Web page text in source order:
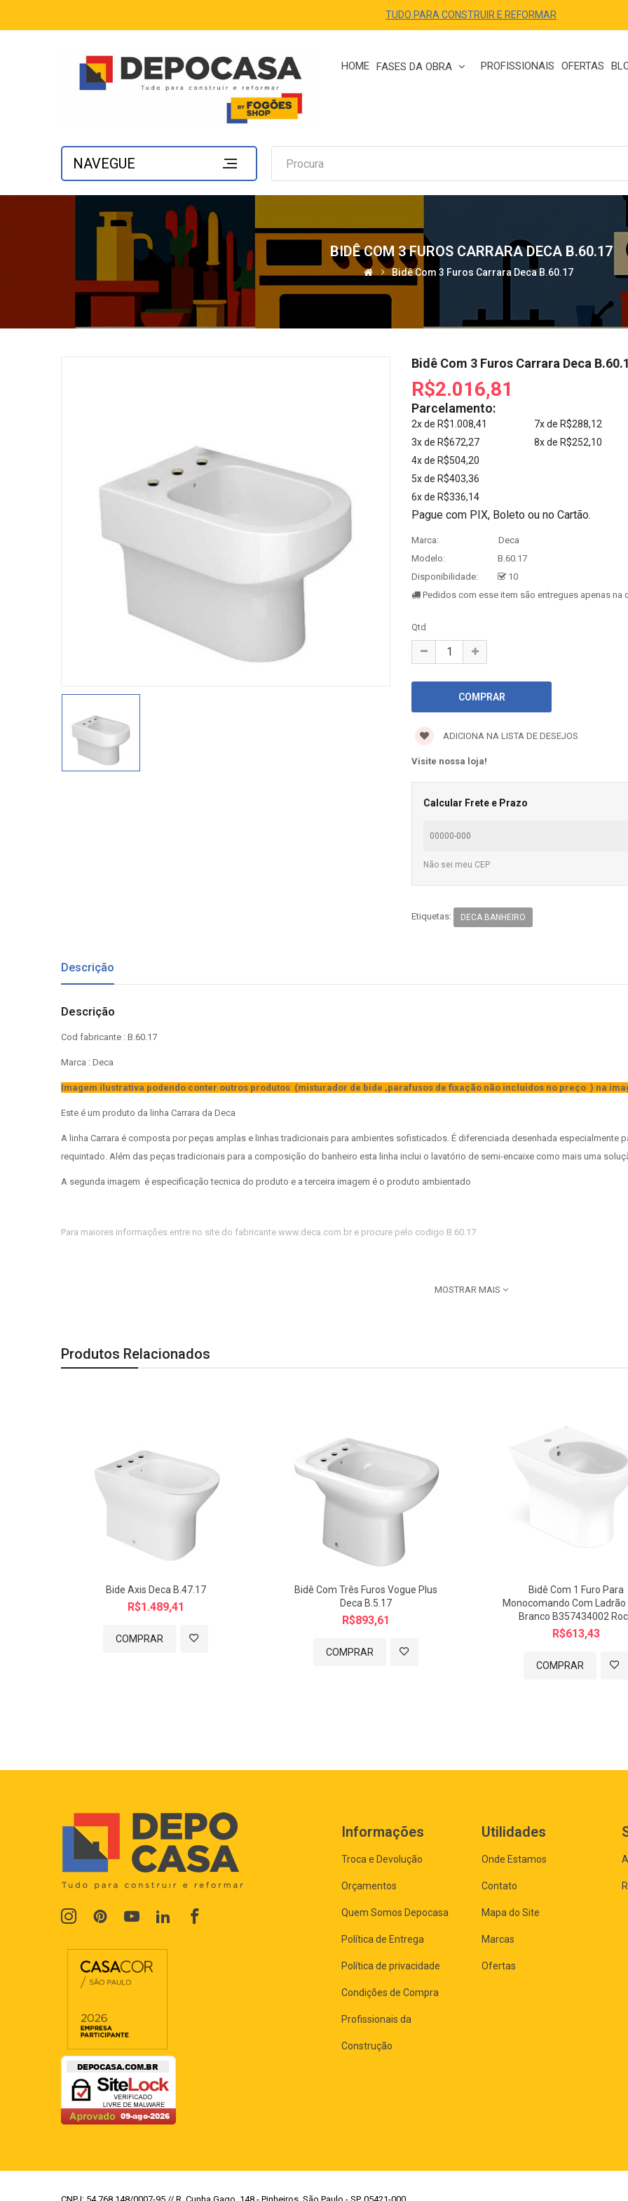
TUDO PARA CONSTRUIR E REFORMAR
HOME FASES DA OBRA PROFISSIONAIS OFERTAS
NAVEGUE
BIDÊ COM 3 FUROS CARRARA DECA B.60.17
Bidê Com 3 Furos Carrara Deca B.60.17
Bidê Com 3 Furos Carrara Deca
R$2.016,81
Parcelamento:
2x de R$1.008,41
3x de R$672,27
4x de R$504,20
5x de R$403,36
6x de R$336,14
7x de R$288,12
8x de R$252,10
Pague com PIX, Boleto ou no Cartão.
Marca:
Deca
Modelo:
B.60.17
Disponibilidade:
10
Pedidos com esse item são entregues apenas na
Qtd
ADICIONA NA LISTA DE DESEJOS
Visite nossa loja!
Calcular Frete e Prazo
Não sei meu CEP
Etiquetas: DECA BANHEIRO
Descrição
Descrição
Cod fabricante : B.60.17
Marca : Deca
Imagem ilustrativa podendo conter outros produtos (misturador de bide ,parafusos de fixação não incluidos no preço ) na
Este é um produto da linha Carrara da Deca
A linha Carrara é composta por peças amplas e linhas tradicionais para ambientes sofisticados. É diferenciada desenhada especialmente
requintado. Além das peças tradicionais para a composição do banheiro esta linha inclui o lavatório de semi-encaixe como mais uma
A segunda imagem é especificação tecnica do produto e a terceira imagem é o produto ambientado
Para maiores informações entre no site do fabricante www.deca.com.br e procure pelo codigo B.60.17
MOSTRAR MAIS
Produtos Relacionados
Bide Axis Deca B.47.17
R$1.489,41
COMPRAR
Bidê Com Três Furos Vogue Plus
Deca B.5.17
R$893,61
COMPRAR
Bidê Com 1 Furo Para
Monocomando Com Ladrão
Branco B357434002
R$613,43
COMPRAR
Informações
Troca e Devolução
Orçamentos
Quem Somos Depocasa
Política de Entrega
Política de privacidade
Condições de Compra
Profissionais da
Construção
Utilidades
Onde Estamos
Contato
Mapa do Site
Marcas
Ofertas